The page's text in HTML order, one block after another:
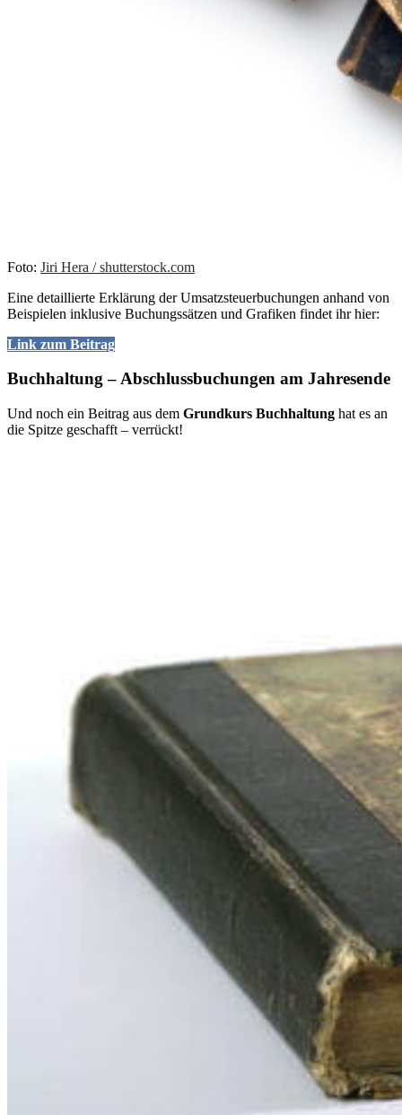
Foto: Jiri Hera / shutterstock.com
Eine detaillierte Erklärung der Umsatzsteuerbuchungen anhand von
Beispielen inklusive Buchungssätzen und Grafiken findet ihr hier:
Link zum Beitrag
Buchhaltung – Abschlussbuchungen am Jahresende
Und noch ein Beitrag aus dem Grundkurs Buchhaltung hat es an
die Spitze geschafft – verrückt!